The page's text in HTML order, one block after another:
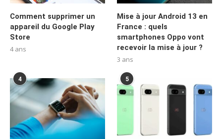
Comment supprimer un
appareil du Google Play
Store
4 ans
Mise à jour Android 13 en
France : quels
smartphones Oppo vont
recevoir la mise à jour ?
3 ans
4 5